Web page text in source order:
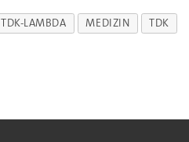
TDK-LAMBDA MEDIZIN TDK